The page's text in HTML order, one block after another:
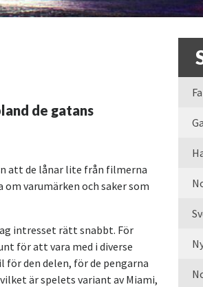
de gatans
att de lånar lite från filmerna
varumärken och saker som
intresset rätt snabbt. För
för att vara med i diverse
den delen, för de pengarna
är spelets variant av Miami,